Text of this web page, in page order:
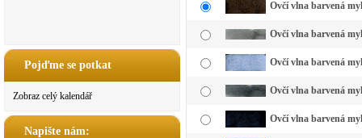
Pojďme se potkat
Zobraz celý kalendář
Napište nám:
Ovčí vlna barvená
Ovčí vlna barvená
Ovčí vlna barvená
Ovčí vlna barvená
Ovčí vlna barvená